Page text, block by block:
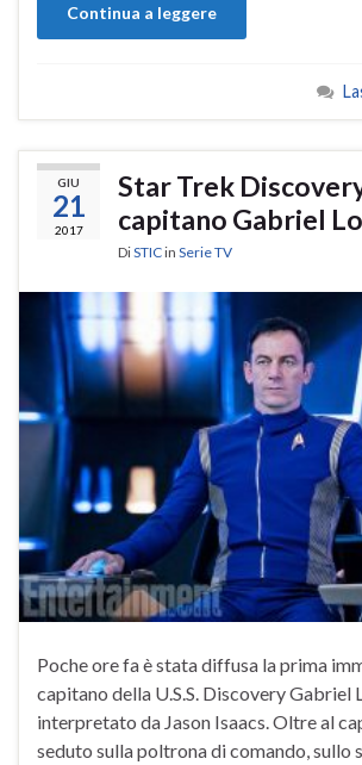
Continua a leggere
GIU
21
2017
Star Trek
capitano Gabriel
DiSTICin Serie TV
Poche ore fa è stata diffusa la prima
capitano della U.S.S. Discovery Gabriel
interpretato da Jason Isaacs. Oltre al
seduto sulla poltrona di comando, sullo